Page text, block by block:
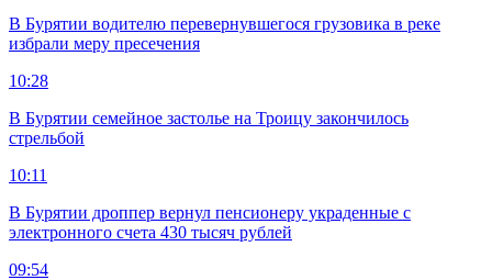
В Бурятии водителю перевернувшегося грузовика в реке
избрали меру пресечения
10:28
В Бурятии семейное застолье на Троицу закончилось
стрельбой
10:11
В Бурятии дроппер вернул пенсионеру украденные с
электронного счета 430 тысяч рублей
09:54